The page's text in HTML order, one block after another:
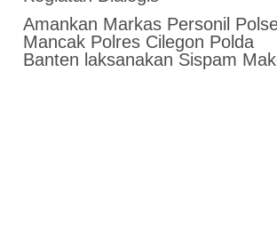
Amankan Markas Personil
Mancak Polres Cilegon Polda
Banten laksanakan Sispam